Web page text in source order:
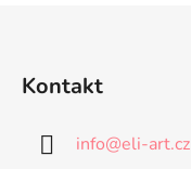
Kontakt
info@eli-art.cz